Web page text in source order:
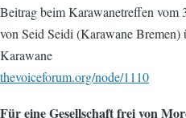
Beitrag beim Karawanetreffen vom
von Seid Seidi (Karawane
Karawane
thevoiceforum.org/node/1110
Für eine Gesellschaft frei von